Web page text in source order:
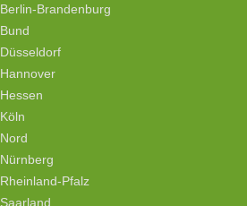
Berlin-Brandenburg
Bund
Düsseldorf
Hannover
Hessen
Köln
Nord
Nürnberg
Rheinland-Pfalz
Saarland